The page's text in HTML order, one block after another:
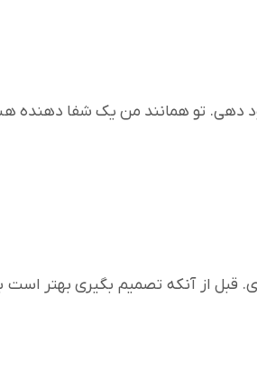
دهی. تو همانند من یک شفا دهنده
قبل از آنکه تصمیم بگیری بهتر است